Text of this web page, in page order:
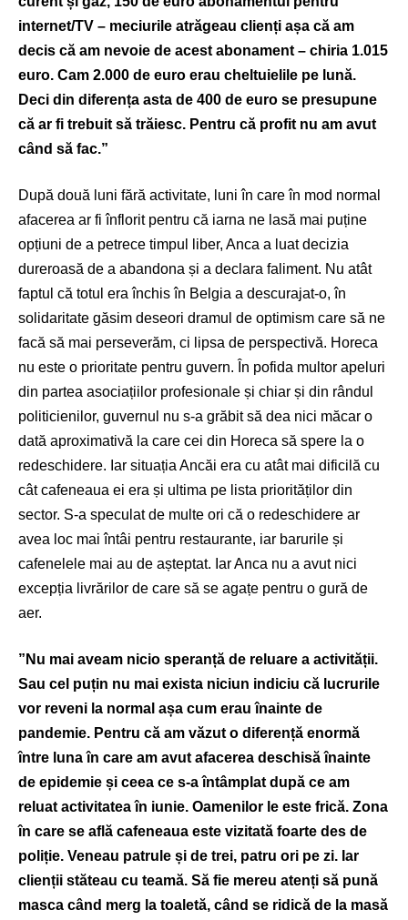
internet/TV – meciurile atrăgeau clienți așa că am
decis că am nevoie de acest abonament – chiria 1.015
euro. Cam 2.000 de euro erau cheltuielile pe lună.
Deci din diferența asta de 400 de euro se presupune
că ar fi trebuit să trăiesc. Pentru că profit nu am avut
când să fac.”
După două luni fără activitate, luni în care în mod normal
afacerea ar fi înflorit pentru că iarna ne lasă mai puține
opțiuni de a petrece timpul liber, Anca a luat decizia
dureroasă de a abandona și a declara faliment. Nu atât
faptul că totul era închis în Belgia a descurajat-o, în
solidaritate găsim deseori dramul de optimism care să ne
facă să mai perseverăm, ci lipsa de perspectivă. Horeca
nu este o prioritate pentru guvern. În pofida multor apeluri
din partea asociațiilor profesionale și chiar și din rândul
politicienilor, guvernul nu s-a grăbit să dea nici măcar o
dată aproximativă la care cei din Horeca să spere la o
redeschidere. Iar situația Ancăi era cu atât mai dificilă cu
cât cafeneaua ei era și ultima pe lista priorităților din
sector. S-a speculat de multe ori că o redeschidere ar
avea loc mai întâi pentru restaurante, iar barurile și
cafenelele mai au de așteptat. Iar Anca nu a avut nici
excepția livrărilor de care să se agațe pentru o gură de
aer.
”Nu mai aveam nicio speranță de reluare a activității.
Sau cel puțin nu mai exista niciun indiciu că lucrurile
vor reveni la normal așa cum erau înainte de
pandemie. Pentru că am văzut o diferență enormă
între luna în care am avut afacerea deschisă înainte
de epidemie și ceea ce s-a întâmplat după ce am
reluat activitatea în iunie. Oamenilor le este frică. Zona
în care se află cafeneaua este vizitată foarte des de
poliție. Veneau patrule și de trei, patru ori pe zi. Iar
clienții stăteau cu teamă. Să fie mereu atenți să pună
masca când merg la toaletă, când se ridică de la masă